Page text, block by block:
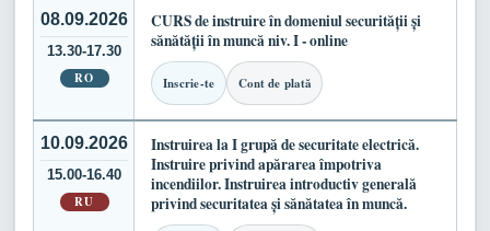
08.09.2026
13.30-17.30
RO
CURS de instruire în domeniul securității și
sănătății în muncă niv. I - online
Inscrie-te Cont de plată
10.09.2026
15.00-16.40
RU
Instruirea la I grupă de securitate electrică.
Instruire privind apărarea împotriva
incendiilor. Instruirea introductiv generală
privind securitatea și sănătatea în muncă.